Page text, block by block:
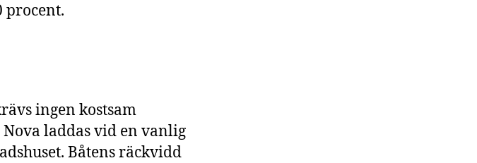
procent.
ingen kostsam
laddas vid en vanlig
Båtens räckvidd